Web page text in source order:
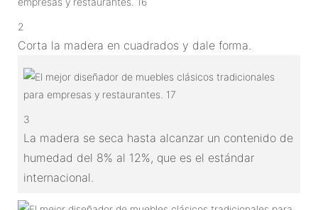
2
Corta la madera en cuadrados y dale forma.
3
La madera se seca hasta alcanzar un contenido de
humedad del 8% al 12%, que es el estándar
internacional.